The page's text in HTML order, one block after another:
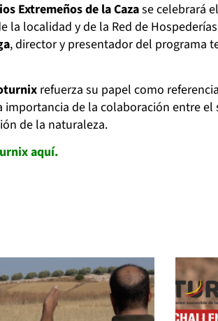
Extremeños de la Cazase celebrará
localidad y de la Red de
, director y presentador del programa
refuerza su papel como
importancia de la colaboración entre
de la naturaleza.
aquí.